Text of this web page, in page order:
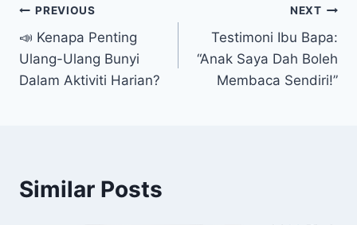
Post
navigation
PREVIOUS
📣 Kenapa Penting
Ulang-Ulang Bunyi
Dalam Aktiviti Harian?
NEXT
Testimoni Ibu Bapa:
“Anak Saya Dah Boleh
Membaca Sendiri!”
Similar Posts